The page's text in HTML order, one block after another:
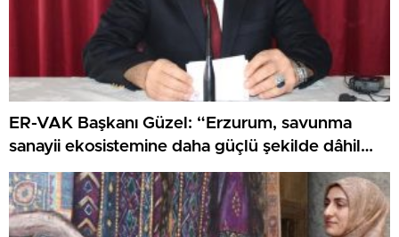
ER-VAK Başkanı Güzel: “Erzurum, savunma
sanayii ekosistemine daha güçlü şekilde dâhil
edilmeli”..